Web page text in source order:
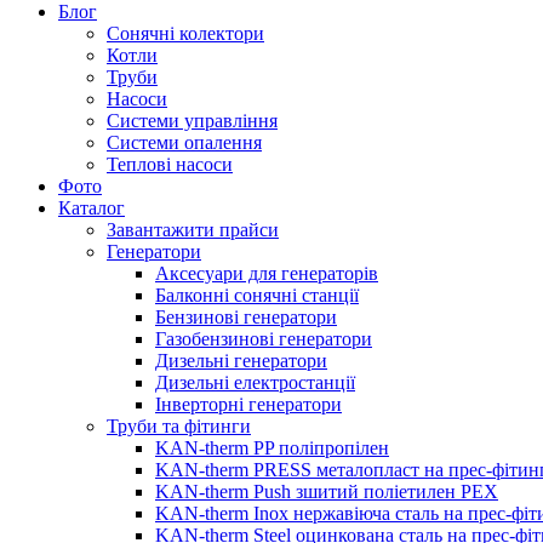
Блог
Сонячні колектори
Котли
Труби
Насоси
Системи управління
Системи опалення
Теплові насоси
Фото
Каталог
Завантажити прайси
Генератори
Аксесуари для генераторів
Балконні сонячні станції
Бензинові генератори
Газобензинові генератори
Дизельні генератори
Дизельні електростанції
Інверторні генератори
Труби та фітинги
KAN-therm PP поліпропілен
KAN-therm PRESS металопласт на прес-
KAN-therm Push зшитий поліетилен PEX
KAN-therm Inox нержавіюча сталь на прес-
KAN-therm Steel оцинкована сталь на прес-